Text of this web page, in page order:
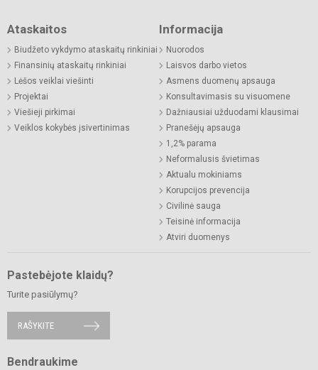
Ataskaitos
Biudžeto vykdymo ataskaitų rinkiniai
Finansinių ataskaitų rinkiniai
Lėšos veiklai viešinti
Projektai
Viešieji pirkimai
Veiklos kokybės įsivertinimas
Informacija
Nuorodos
Laisvos darbo vietos
Asmens duomenų apsauga
Konsultavimasis su visuomene
Dažniausiai užduodami klausimai
Pranešėjų apsauga
1,2% parama
Neformalusis švietimas
Aktualu mokiniams
Korupcijos prevencija
Civilinė sauga
Teisinė informacija
Atviri duomenys
Pastebėjote klaidų?
Turite pasiūlymų?
RAŠYKITE
Bendraukime